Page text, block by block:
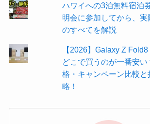
ハワイへの3泊無料宿泊
明会に参加してから、
のすべてを解説
【2026】Galaxy Z
どこで買うのが一番安
格・キャンペーン比較
略！